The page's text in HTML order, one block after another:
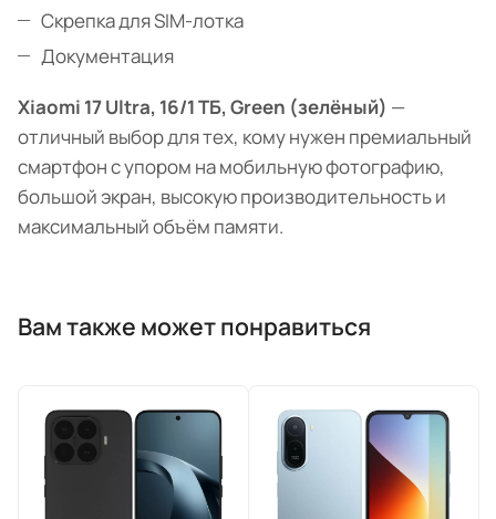
Скрепка для SIM-лотка
Документация
Xiaomi 17 Ultra, 16/1 ТБ, Green (зелёный) —
отличный выбор для тех, кому нужен премиальный
смартфон с упором на мобильную фотографию,
большой экран, высокую производительность и
максимальный объём памяти.
Вам также может понравиться